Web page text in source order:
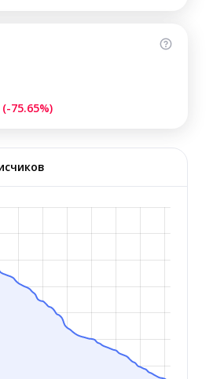
75.65%)